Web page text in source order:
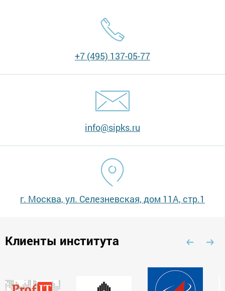
+7 (495) 137-05-77
info@sipks.ru
г. Москва, ул. Селезневская, дом 11А, стр.1
Клиенты института